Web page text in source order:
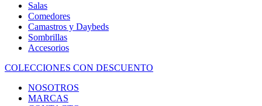
Salas
Comedores
Camastros y Daybeds
Sombrillas
Accesorios
COLECCIONES CON DESCUENTO
NOSOTROS
MARCAS